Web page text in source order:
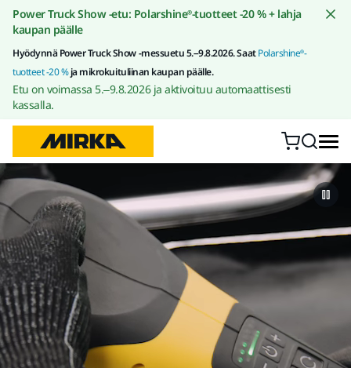
Siirry sisältöön
Power Truck Show -etu: Polarshine®-tuotteet -20 % + lahja
kaupan päälle
Hyödynnä Power Truck Show -messuetu 5.–9.8.2026. SaatPolarshine®-
tuotteet -20 %ja mikrokuituliinan kaupan päälle.
Etu on voimassa 5.–9.8.2026 ja aktivoituu automaattisesti
kassalla.